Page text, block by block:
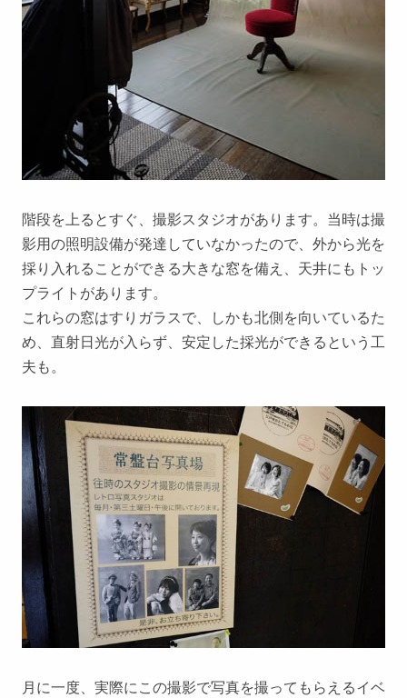
階段を上るとすぐ、撮影スタジオがあります。当時は撮
影用の照明設備が発達していなかったので、外から光を
採り入れることができる大きな窓を備え、天井にもトッ
プライトがあります。
これらの窓はすりガラスで、しかも北側を向いているた
め、直射日光が入らず、安定した採光ができるという工
夫も。
月に一度、実際にこの撮影で写真を撮ってもらえるイベ